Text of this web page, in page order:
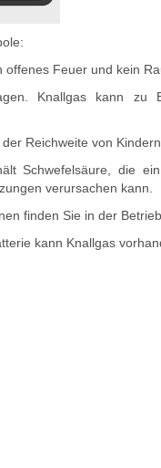
Feuer und kein
Knallgas kann zu
Reichweite von
Schwefelsäure, die ein
verursachen kann.
finden Sie in der
kann Knallgas